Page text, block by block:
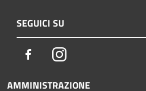
SEGUICI SU
FacebookInstagram
AMMINISTRAZIONE